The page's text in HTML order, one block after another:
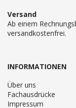
Versand
Ab einem
versandkostenfrei.
INFORMATIONEN
Über uns
Fachausdrücke
Impressum